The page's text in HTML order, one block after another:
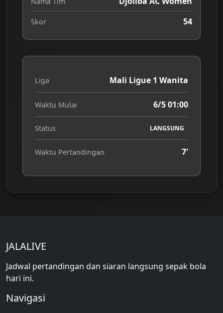
Skor 54
Liga Mali Ligue 1 Wanita
Waktu Mulai 6/5 01:00
Status LANGSUNG
Waktu Pertandingan 7'
JALALIVE
Jadwal pertandingan dan siaran langsung sepak bola
hari ini.
Navigasi